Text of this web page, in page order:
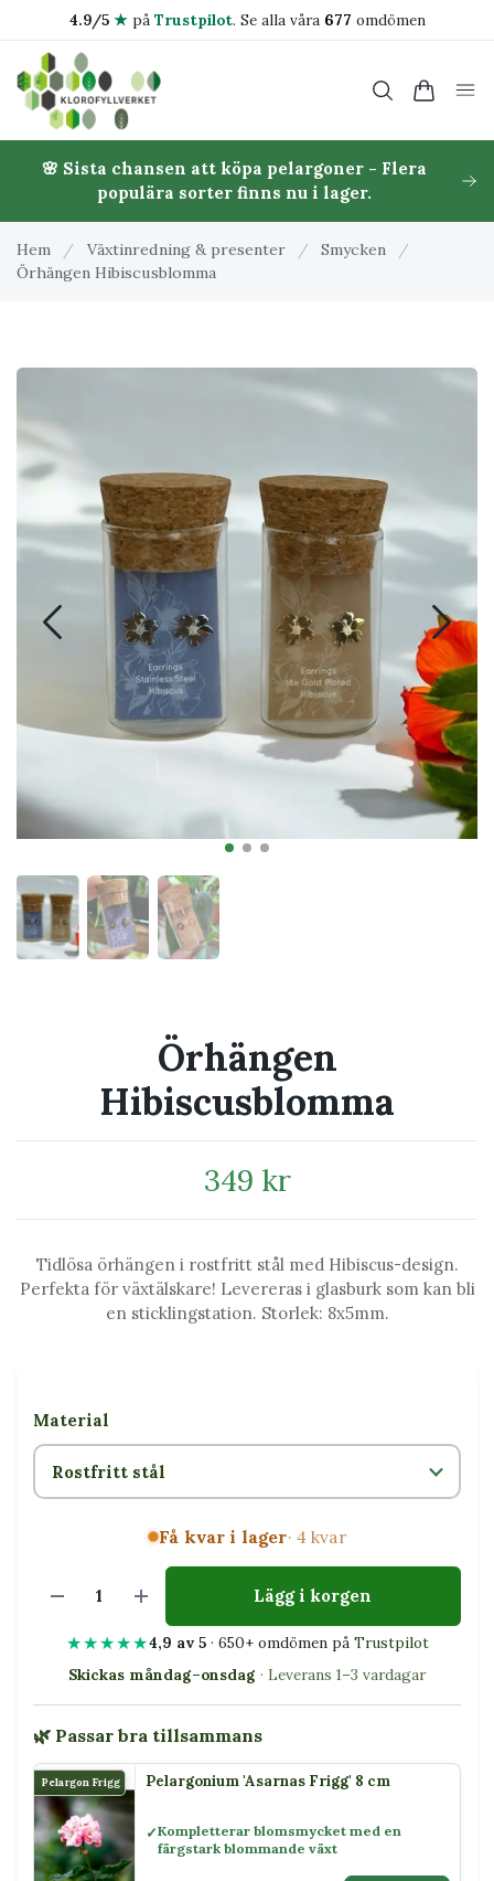
4.9/5 ★på Trustpilot. Se alla våra 677 omdömen
🌸 Sista chansen att köpa pelargoner - Flera
populära sorter finns nu i lager.
Hem / Växtinredning & presenter / Smycken
/
Örhängen Hibiscusblomma
Örhängen
Hibiscusblomma
349 kr
Tidlösa örhängen i rostfritt stål med Hibiscus-design.
Perfekta för växtälskare! Levereras i glasburk som kan bli
en sticklingstation. Storlek: 8x5mm.
Material
Få kvar i lager· 4 kvar
Lägg i korgen
★★★★★4,9 av 5· 650+ omdömen på Trustpilot
Skickas måndag–onsdag · Leverans 1–3 vardagar
🌿 Passar bra tillsammans
Pelargon Frigg Pelargonium 'Asarnas Frigg' 8 cm
Kompletterar blomsmycket med en
färgstark blommande växt